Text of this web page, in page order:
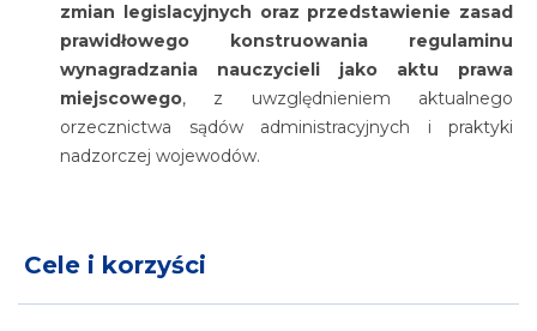
zmian legislacyjnych oraz przedstawienie zasad
prawidłowego konstruowania regulaminu
wynagradzania nauczycieli jako aktu prawa
miejscowego, z uwzględnieniem aktualnego
orzecznictwa sądów administracyjnych i praktyki
nadzorczej wojewodów.
Cele i korzyści